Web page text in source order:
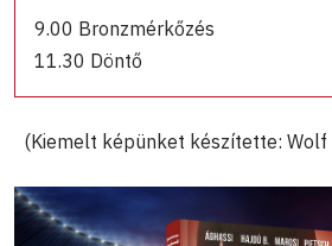
9.00 Bronzmérkőzés
11.30 Döntő
(Kiemelt képünket készítette: